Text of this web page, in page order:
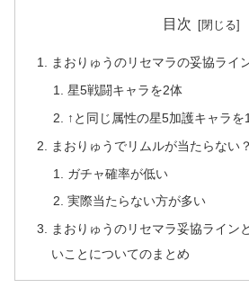
目次
まおりゅうのリセマラの妥協ライ
星5戦闘キャラを2体
↑と同じ属性の星5加護キャラを
まおりゅうでリムルが当たらない？
ガチャ確率が低い
実際当たらない方が多い
まおりゅうのリセマラ妥協ライン
いことについてのまとめ